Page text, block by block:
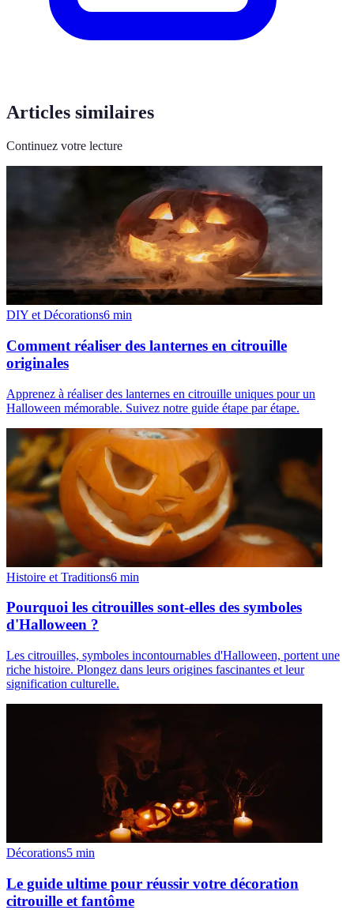
Articles similaires
Continuez votre lecture
DIY et Décorations6 min
Comment réaliser des lanternes en citrouille
originales
Apprenez à réaliser des lanternes en citrouille uniques pour un
Halloween mémorable. Suivez notre guide étape par étape.
Histoire et Traditions6 min
Pourquoi les citrouilles sont-elles des symboles
d'Halloween ?
Les citrouilles, symboles incontournables d'Halloween, portent une
riche histoire. Plongez dans leurs origines fascinantes et leur
signification culturelle.
Décorations5 min
Le guide ultime pour réussir votre décoration
citrouille et fantôme